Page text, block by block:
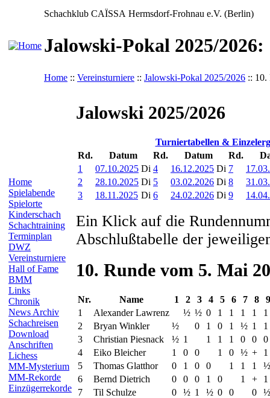
Schachklub CAÏSSA Hermsdorf-Frohnau e.V. (Berlin)
Jalowski-Pokal 2025/2026:
Home :: Vereinsturniere :: Jalowski-Pokal 2025/2026 :: 10.
Home
Spielabende
Spielorte
Kinderschach
Schachtraining
Terminplan
DWZ
Vereinsturniere
Hall of Fame
BMM
Links
Chronik
News Archiv
Schachreisen
Download
Anschriften
Lichess
MM-Mysterium
MM-Rekorde
Einzügerrekorde
Jalowski 2025/2026
Turniertabellen &
Rd.
Datum Rd. Datum Rd.
1
07.10.2025 Di 4 16.12.2025 Di 7
2
28.10.2025 Di 5 03.02.2026 Di 8
3
18.11.2025 Di 6 24.02.2026 Di 9
Ein Klick auf die
Abschlußtabelle der
10. Runde vom 5. Mai
Nr. Name 1 2 3 4 5 6 7 8
9
1
Alexander Lawrenz ½ ½ 0 1 1 1 1
1
2
Bryan Winkler ½ 0 1 0 1 ½ 1
1
3
Christian Piesnack ½ 1 1 1 1 0 0
0
4
Eiko Bleicher 1 0 0 1 0 ½ +
1
5
Thomas Glatthor 0 1 0 0 1 1 1
½
6
Bernd Dietrich 0 0 0 1 0 1 +
1
7
Til Schulze 0 ½ 1 ½ 0 0 0
½